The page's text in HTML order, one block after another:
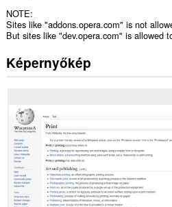
NOTE:
Sites like "addons.opera.com" is not
But sites like "dev.opera.com" is allowed
Képernyőkép